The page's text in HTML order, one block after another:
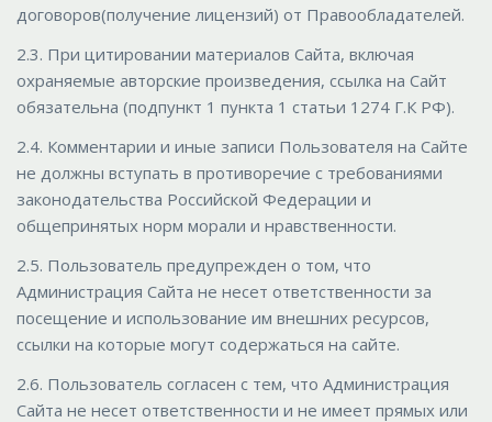
договоров(получение лицензий) от Правообладателей.
2.3. При цитировании материалов Сайта, включая
охраняемые авторские произведения, ссылка на Сайт
обязательна (подпункт 1 пункта 1 статьи 1274 Г.К РФ).
2.4. Комментарии и иные записи Пользователя на Сайте
не должны вступать в противоречие с требованиями
законодательства Российской Федерации и
общепринятых норм морали и нравственности.
2.5. Пользователь предупрежден о том, что
Администрация Сайта не несет ответственности за
посещение и использование им внешних ресурсов,
ссылки на которые могут содержаться на сайте.
2.6. Пользователь согласен с тем, что Администрация
Сайта не несет ответственности и не имеет прямых или